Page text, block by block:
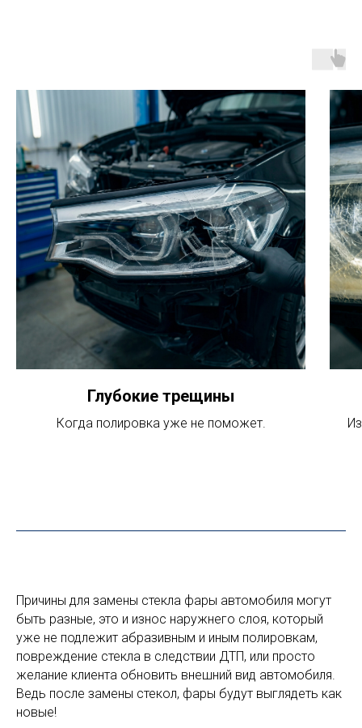
Глубокие трещины
Когда полировка уже не поможет.
Причины для замены стекла фары автомобиля могут
быть разные, это и износ наружнего слоя, который
уже не подлежит абразивным и иным полировкам,
повреждение стекла в следствии ДТП, или просто
желание клиента обновить внешний вид автомобиля.
Ведь после замены стекол, фары будут выглядеть как
новые!